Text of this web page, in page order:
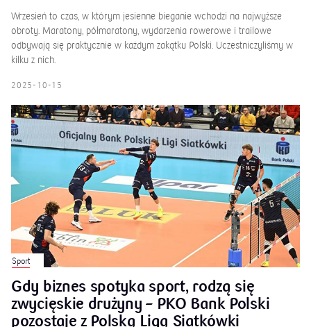
Wrzesień to czas, w którym jesienne bieganie wchodzi na najwyższe
obroty. Maratony, półmaratony, wydarzenia rowerowe i trailowe
odbywają się praktycznie w każdym zakątku Polski. Uczestniczyliśmy w
kilku z nich.
2025-10-15
Sport
Gdy biznes spotyka sport, rodzą się
zwycięskie drużyny – PKO Bank Polski
pozostaje z Polską Ligą Siatkówki